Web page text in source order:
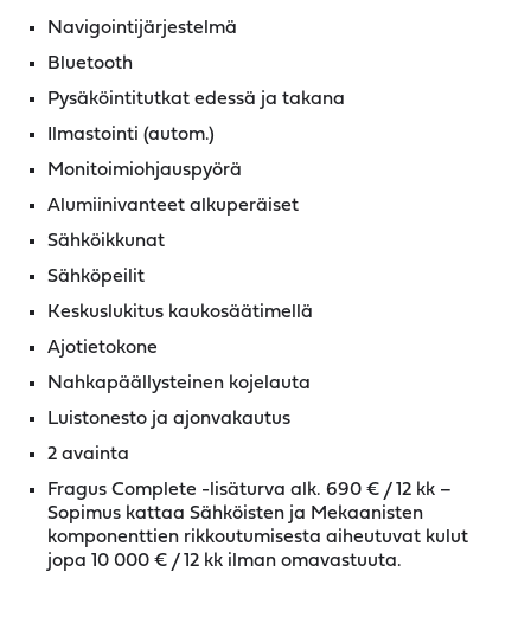
Navigointijärjestelmä
Bluetooth
Pysäköintitutkat edessä ja takana
Ilmastointi (autom.)
Monitoimiohjauspyörä
Alumiinivanteet alkuperäiset
Sähköikkunat
Sähköpeilit
Keskuslukitus kaukosäätimellä
Ajotietokone
Nahkapäällysteinen kojelauta
Luistonesto ja ajonvakautus
2 avainta
Fragus Complete -lisäturva alk. 690 € / 12 kk –
Sopimus kattaa Sähköisten ja Mekaanisten
komponenttien rikkoutumisesta aiheutuvat kulut
jopa 10 000 € / 12 kk ilman omavastuuta.